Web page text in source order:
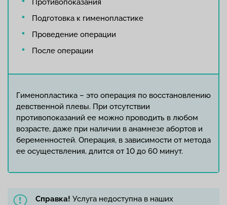
Противопоказания
Подготовка к гименопластике
Проведение операции
После операции
Гименопластика – это операция по восстановлению
девственной плевы. При отсутствии
противопоказаний ее можно проводить в любом
возрасте, даже при наличии в анамнезе абортов и
беременностей. Операция, в зависимости от метода
ее осуществления, длится от 10 до 60 минут.
Справка! Услуга недоступна в наших